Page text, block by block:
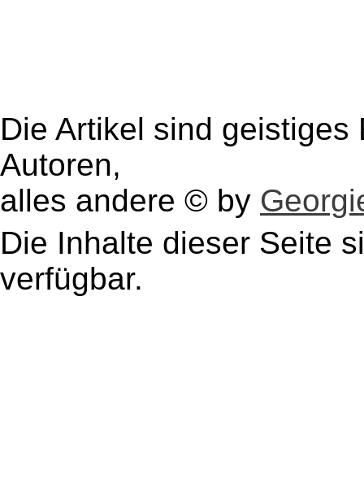
Die Artikel sind
Autoren,
alles andere © by
Die Inhalte dieser Seite
verfügbar.